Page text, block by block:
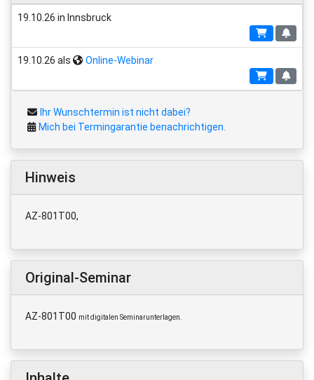
19.10.26 in Innsbruck
19.10.26 als Online-Webinar
Ihr Wunschtermin ist nicht dabei?
Mich bei Termingarantie benachrichtigen.
Hinweis
AZ-801T00,
Original-Seminar
AZ-801T00 mit digitalen Seminarunterlagen.